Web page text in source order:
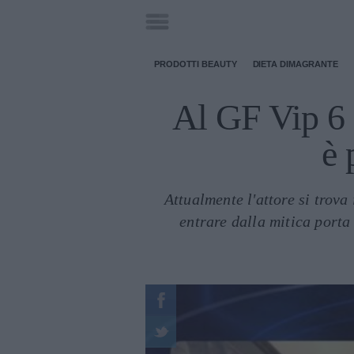
PRODOTTI BEAUTY DIETA DIMAGRANTE
Al GF Vip 6
è
Attualmente l'attore si
entrare dalla mitica porta